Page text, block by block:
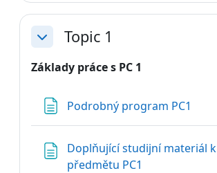
Sbalit Topic 1
Základy práce s PC 1
Podrobný program PC1
Doplňující studijní materiál k
předmětu PC1